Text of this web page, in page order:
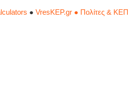
● VresKEP.gr ● Πολίτες & ΚΕΠ